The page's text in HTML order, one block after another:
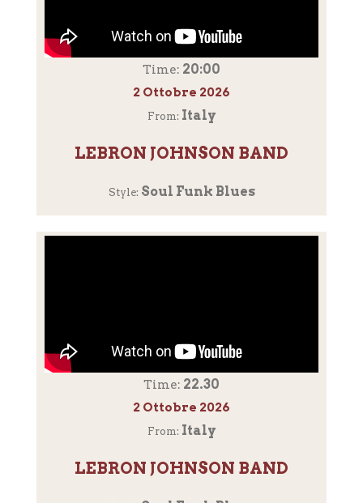
Time: 20:00
2 Ottobre 2026
From: Italy
LEBRON JOHNSON BAND
Style: Soul Funk Blues
Time: 22.30
2 Ottobre 2026
From: Italy
LEBRON JOHNSON BAND